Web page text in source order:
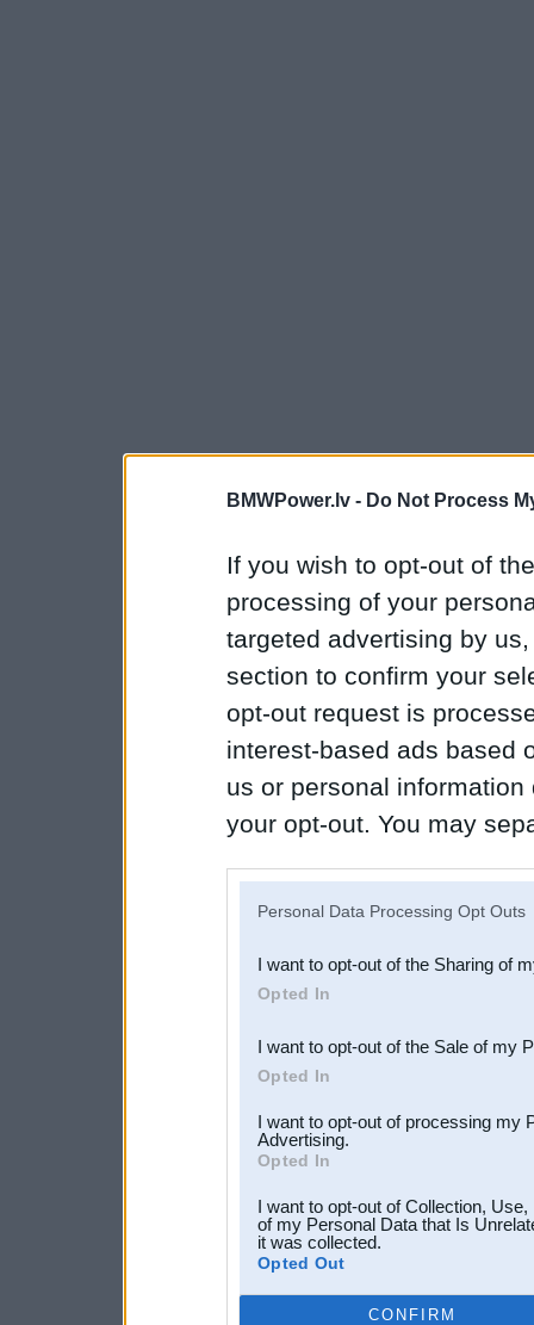
BMWPower.lv - Do Not Process
If you wish to opt-out of
processing of your
targeted advertising by
section to confirm your
opt-out request is
interest-based ads based
us or personal
your opt-out. You may
Downstream Participants
third parties.
Personal Data Processing Opt Outs
I want to opt-out of the Sharing of
Opted In
I want to opt-out of the Sale of my
Opted In
I want to opt-out of processing my
Advertising.
Opted In
I want to opt-out of Collection,
of my Personal Data that Is
it was collected.
Opted Out
CONFIRM